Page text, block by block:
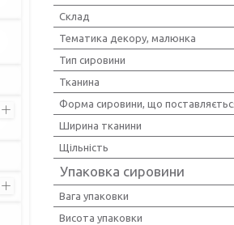
Склад
Тематика декору, малюнка
Тип сировини
Тканина
Форма сировини, що
Ширина тканини
Щільність
Упаковка сировини
Вага упаковки
Висота упаковки